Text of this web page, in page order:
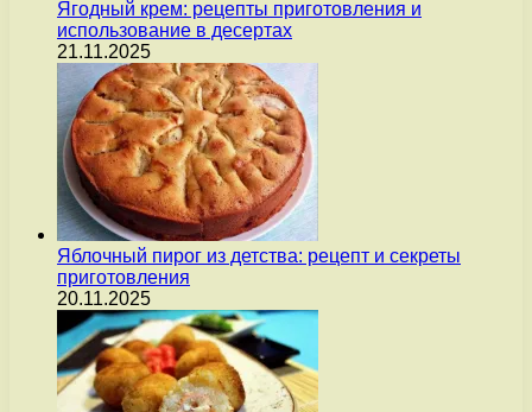
Ягодный крем: рецепты приготовления и
использование в десертах
21.11.2025
Яблочный пирог из детства: рецепт и секреты
приготовления
20.11.2025